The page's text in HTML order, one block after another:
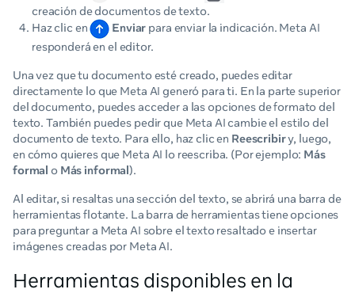
creación de documentos de texto.
Haz clic en
Enviar para enviar la indicación. Meta AI
responderá en el editor.
Una vez que tu documento esté creado, puedes editar
directamente lo que Meta AI generó para ti. En la parte superior
del documento, puedes acceder a las opciones de formato del
texto. También puedes pedir que Meta AI cambie el estilo del
documento de texto. Para ello, haz clic en Reescribiry, luego,
en cómo quieres que Meta AI lo reescriba. (Por ejemplo: Más
formal o Más informal).
Al editar, si resaltas una sección del texto, se abrirá una barra de
herramientas flotante. La barra de herramientas tiene opciones
para preguntar a Meta AI sobre el texto resaltado e insertar
imágenes creadas por Meta AI.
Herramientas disponibles en la